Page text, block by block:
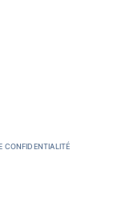
CONFIDENTIALITÉ